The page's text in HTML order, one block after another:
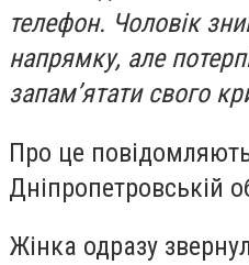
телефон. Чоловік
напрямку, але
запам’ятати свого
Про це
Дніпропетровській
Жінка одразу